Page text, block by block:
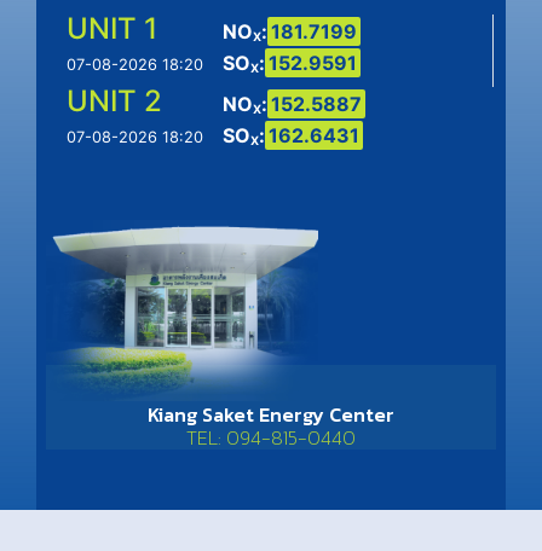
UNIT 1
07-08-2026 18:20
NOX: 181.7199
SOX: 152.9591
UNIT 2
07-08-2026 18:20
NOX: 152.5887
SOX: 162.6431
Kiang Saket Energy Center
TEL: 094-815-0440